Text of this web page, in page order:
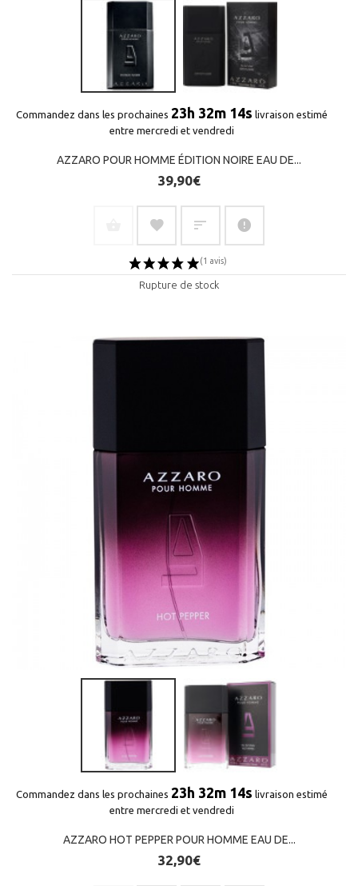
Commandez dans les prochaines 23h 32m 13s livraison estimé
entre mercredi et vendredi
AZZARO POUR HOMME ÉDITION NOIRE EAU DE...
39,90€
(1 avis)
Rupture de stock
Commandez dans les prochaines 23h 32m 13s livraison estimé
entre mercredi et vendredi
AZZARO HOT PEPPER POUR HOMME EAU DE...
32,90€